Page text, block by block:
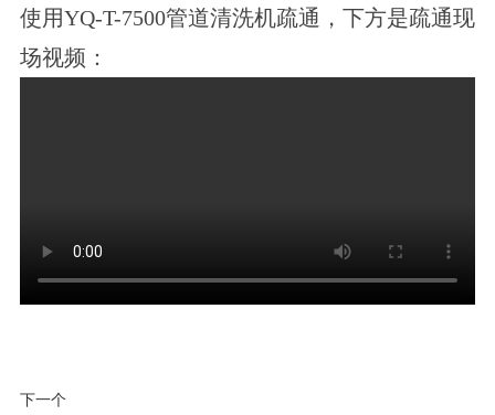
使用YQ-T-7500管道清洗机疏通，下方是疏通现
场视频：
下一个